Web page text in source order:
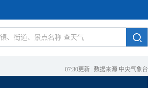
07:30更新 数据来源 中央气象台